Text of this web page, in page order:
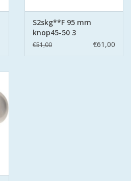
S2skg**F 95 mm
knop45-50 3
keersleutels
€51,00 €61,00